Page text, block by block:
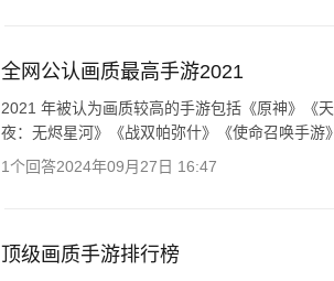
全网公认画质最高手游2021
2021 年被认为画质较高的手游包括《原神》《
夜：无烬星河》《战双帕弥什》《使命召唤手游
1个回答2024年09月27日 16:47
顶级画质手游排行榜